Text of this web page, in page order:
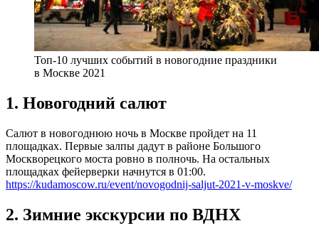
Топ-10 лучших событий в новогодние праздники
в Москве 2021
1. Новогодний салют
Салют в новогоднюю ночь в Москве пройдет на 11
площадках. Первые залпы дадут в районе Большого
Москворецкого моста ровно в полночь. На остальных
площадках фейерверки начнутся в 01:00.
https://kudamoscow.ru/event/novogodnij-saljut-2021-v-moskve/
2. Зимние экскурсии по ВДНХ